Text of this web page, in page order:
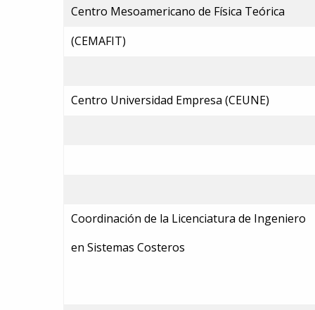
Centro Mesoamericano de Física Teórica
(CEMAFIT)
Centro Universidad Empresa (CEUNE)
Coordinación de la Licenciatura de Ingeniero
en Sistemas Costeros